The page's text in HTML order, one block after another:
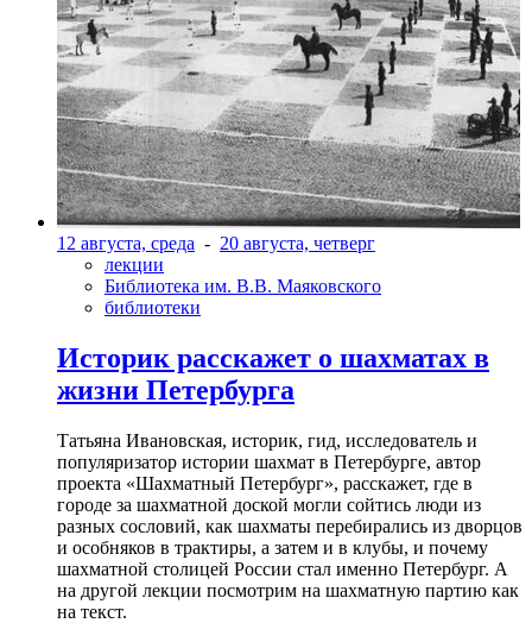
12 августа, среда - 20 августа, четверг
лекции
Библиотека им. В.В. Маяковского
библиотеки
Историк расскажет о шахматах в
жизни Петербурга
Татьяна Ивановская, историк, гид, исследователь и
популяризатор истории шахмат в Петербурге, автор
проекта «Шахматный Петербург», расскажет, где в
городе за шахматной доской могли сойтись люди из
разных сословий, как шахматы перебирались из дворцов
и особняков в трактиры, а затем и в клубы, и почему
шахматной столицей России стал именно Петербург. А
на другой лекции посмотрим на шахматную партию как
на текст.